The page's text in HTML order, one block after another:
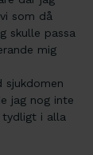
som då
skulle passa
mig
sjukdomen
jag nog inte
i alla